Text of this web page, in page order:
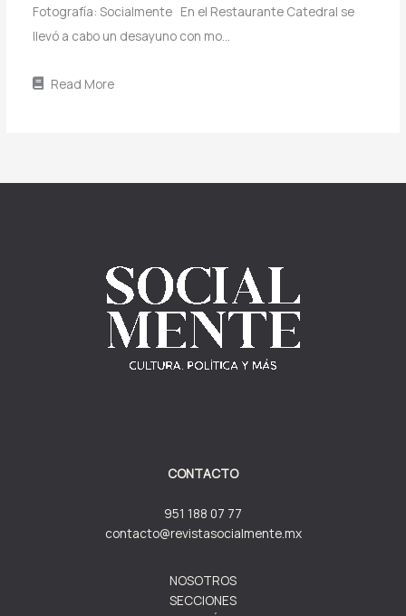
Fotografía: Socialmente En el Restaurante Catedral se
llevó a cabo un desayuno con mo…
Read More
CONTACTO
951 188 07 77
contacto@revistasocialmente.mx
NOSOTROS
SECCIONES